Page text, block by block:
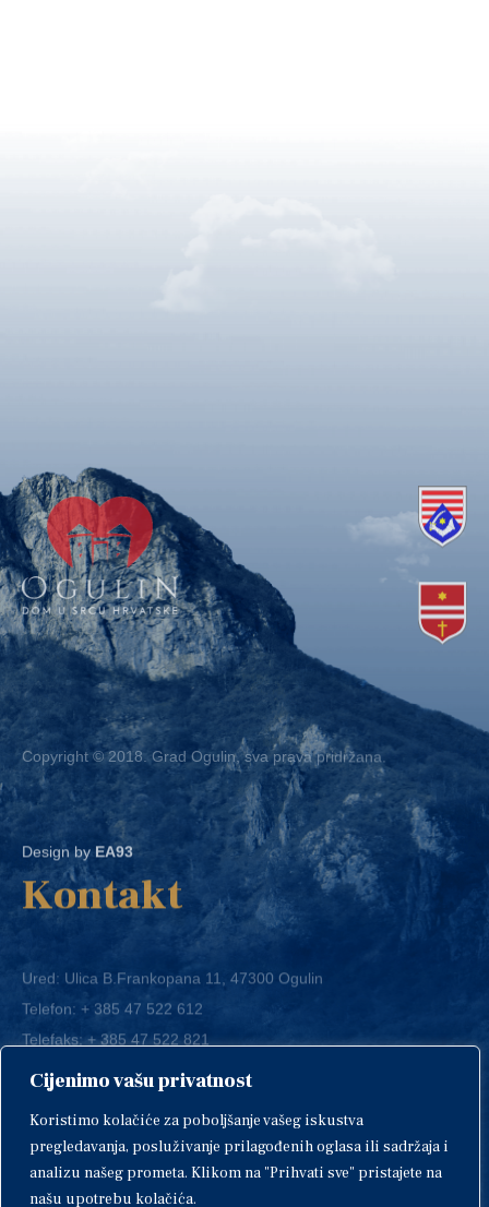
Cijenimo vašu privatnost
Koristimo kolačiće za poboljšanje vašeg iskustva
pregledavanja, posluživanje prilagođenih oglasa ili sadržaja i
analizu našeg prometa. Klikom na "Prihvati sve" pristajete na
našu upotrebu kolačića.
Copyright © 2018. Grad Ogulin, sva prava pridržana.
Design by EA93
Kontakt
Telefon:+ 385 47 522 612
Telefaks:+ 385 47 522 821
E-mail:grad-ogulin@ogulin.hr